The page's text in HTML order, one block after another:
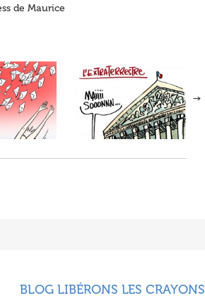
de Maurice
BLOG LIBÉRONS LES CRAYONS